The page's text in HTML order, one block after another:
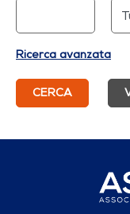
Ricerca avanzata
CERCA